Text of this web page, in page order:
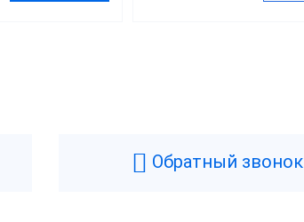
Обратный звонок